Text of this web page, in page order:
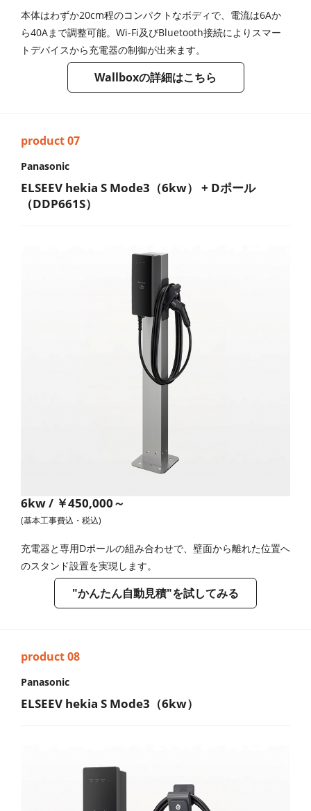
本体はわずか20cm程のコンパクトなボディで、電流は6Aか
ら40Aまで調整可能。Wi-Fi及びBluetooth接続によりスマー
トデバイスから充電器の制御が出来ます。
Wallboxの詳細はこちら
Panasonic
ELSEEV hekia S Mode3（6kw） + Dポール
（DDP661S）
6kw / ￥450,000～
(基本工事費込・税込)
充電器と専用Dポールの組み合わせで、壁面から離れた位置へ
のスタンド設置を実現します。
"かんたん自動見積"を試してみる
Panasonic
ELSEEV hekia S Mode3（6kw）